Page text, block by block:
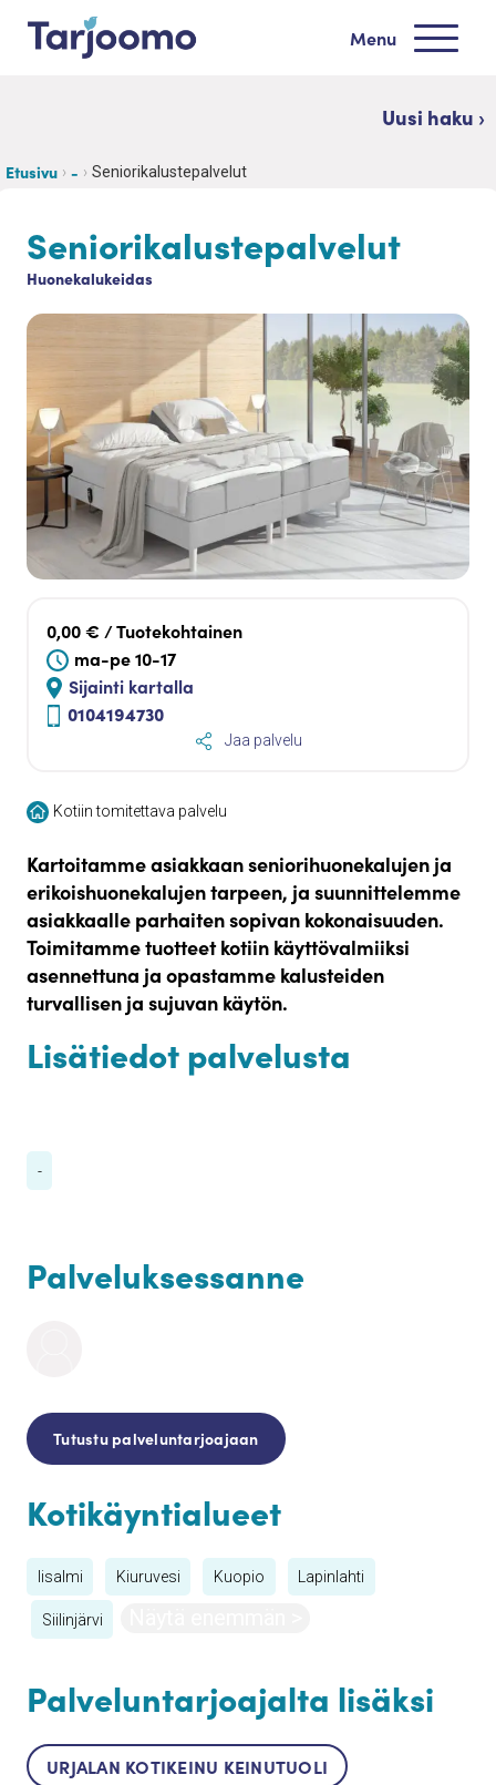
Siirry sisältöön
Menu
Uusi haku ›
Etusivu - Seniorikalustepalvelut
Seniorikalustepalvelut
Huonekalukeidas
0,00 € / Tuotekohtainen
ma-pe 10-17
Sijainti kartalla
0104194730
Jaa palvelu
Kotiin tomitettava palvelu
Kartoitamme asiakkaan seniorihuonekalujen ja
erikoishuonekalujen tarpeen, ja suunnittelemme
asiakkaalle parhaiten sopivan kokonaisuuden.
Toimitamme tuotteet kotiin käyttövalmiiksi
asennettuna ja opastamme kalusteiden
turvallisen ja sujuvan käytön.
Lisätiedot palvelusta
-
Palveluksessanne
Tutustu palveluntarjoajaan
Kotikäyntialueet
Iisalmi Kiuruvesi Kuopio Lapinlahti
Siilinjärvi
Palveluntarjoajalta lisäksi
URJALAN KOTIKEINU KEINUTUOLI